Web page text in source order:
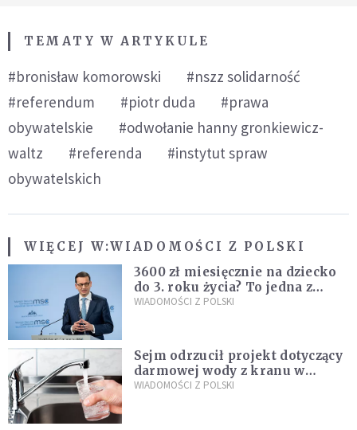
TEMATY W ARTYKULE
#bronisław komorowski
#nszz solidarność
#referendum
#piotr duda
#prawa
obywatelskie
#odwołanie hanny gronkiewicz-
waltz
#referenda
#instytut spraw
obywatelskich
WIĘCEJ W:WIADOMOŚCI Z POLSKI
3600 zł miesięcznie na dziecko
do 3. roku życia? To jedna z
propozycji programu "Rozwój
WIADOMOŚCI Z POLSKI
Sejm odrzucił projekt dotyczący
darmowej wody z kranu w
restauracjach
WIADOMOŚCI Z POLSKI